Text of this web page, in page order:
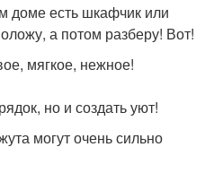
доме есть шкафчик или
а потом разберу! Вот!
мягкое, нежное!
но и создать уют!
могут очень сильно